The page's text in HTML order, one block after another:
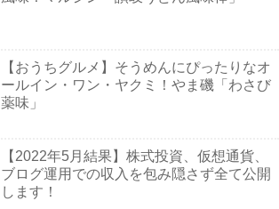
【おうちグルメ】そうめんにぴったりなオ
ールイン・ワン・ヤクミ！やま磯「わさび
薬味」
【2022年5月結果】株式投資、仮想通貨、
ブログ運用での収入を包み隠さず全て公開
します！